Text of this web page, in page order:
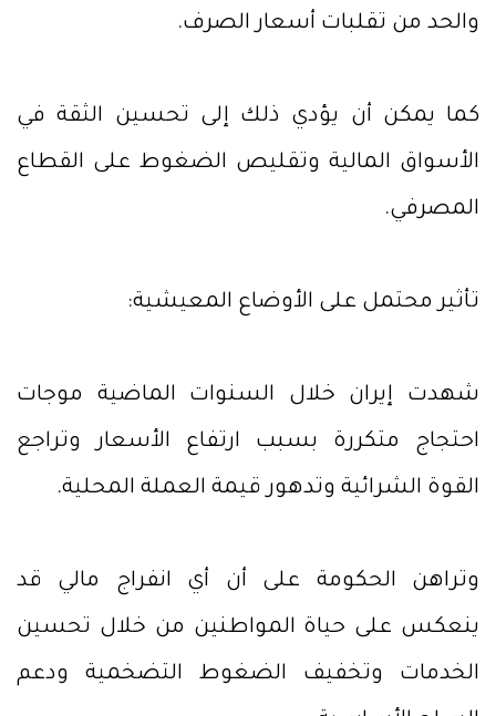
والحد من تقلبات أسعار الصرف.
كما يمكن أن يؤدي ذلك إلى تحسين الثقة في
الأسواق المالية وتقليص الضغوط على القطاع
المصرفي.
تأثير محتمل على الأوضاع المعيشية:
شهدت إيران خلال السنوات الماضية موجات
احتجاج متكررة بسبب ارتفاع الأسعار وتراجع
القوة الشرائية وتدهور قيمة العملة المحلية.
وتراهن الحكومة على أن أي انفراج مالي قد
ينعكس على حياة المواطنين من خلال تحسين
الخدمات وتخفيف الضغوط التضخمية ودعم